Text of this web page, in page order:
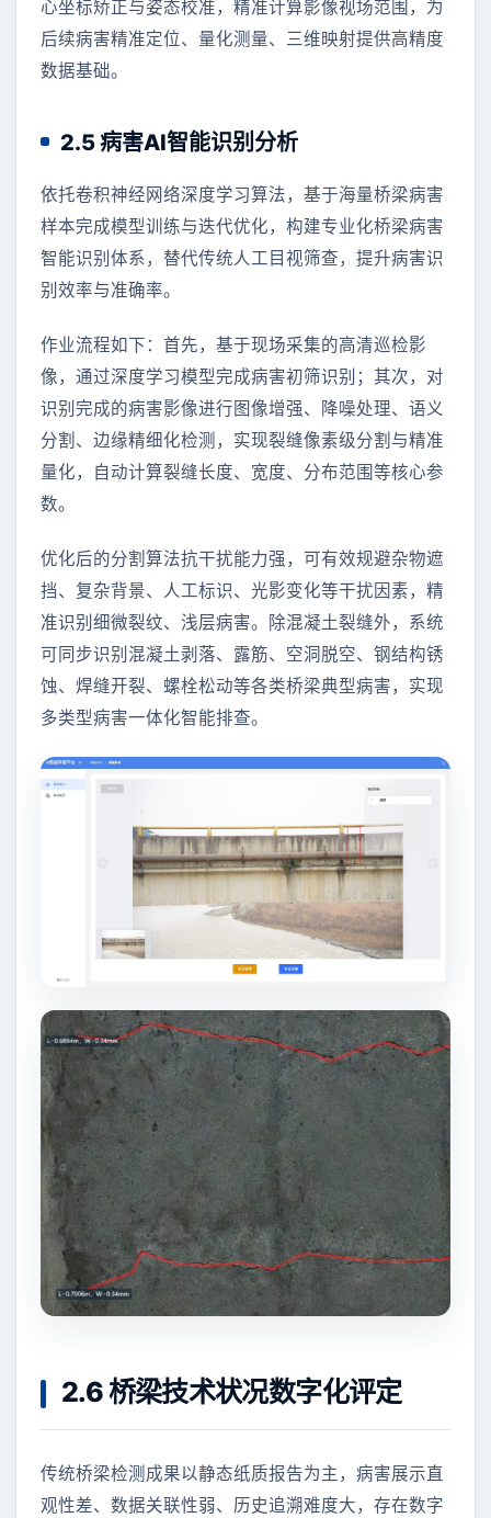
心坐标矫正与姿态校准，精准计算影像视场范围，为
后续病害精准定位、量化测量、三维映射提供高精度
数据基础。
2.5 病害AI智能识别分析
依托卷积神经网络深度学习算法，基于海量桥梁病害
样本完成模型训练与迭代优化，构建专业化桥梁病害
智能识别体系，替代传统人工目视筛查，提升病害识
别效率与准确率。
作业流程如下：首先，基于现场采集的高清巡检影
像，通过深度学习模型完成病害初筛识别；其次，对
识别完成的病害影像进行图像增强、降噪处理、语义
分割、边缘精细化检测，实现裂缝像素级分割与精准
量化，自动计算裂缝长度、宽度、分布范围等核心参
数。
优化后的分割算法抗干扰能力强，可有效规避杂物遮
挡、复杂背景、人工标识、光影变化等干扰因素，精
准识别细微裂纹、浅层病害。除混凝土裂缝外，系统
可同步识别混凝土剥落、露筋、空洞脱空、钢结构锈
蚀、焊缝开裂、螺栓松动等各类桥梁典型病害，实现
多类型病害一体化智能排查。
2.6 桥梁技术状况数字化评定
传统桥梁检测成果以静态纸质报告为主，病害展示直
观性差、数据关联性弱、历史追溯难度大，存在数字